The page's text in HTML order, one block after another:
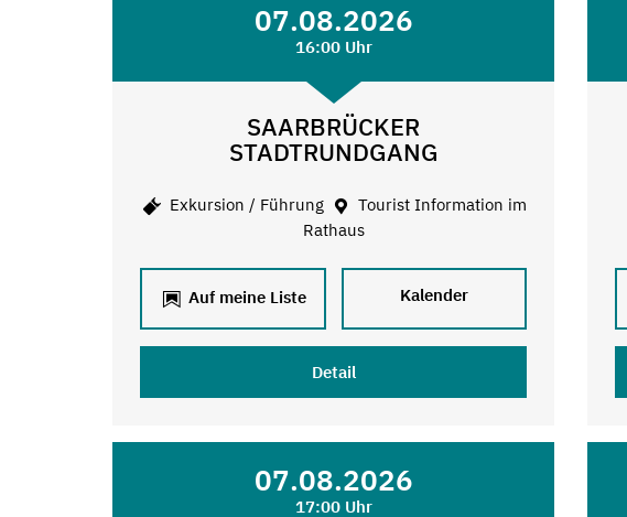
07.08.2026
16:00 Uhr
SAARBRÜCKER
STADTRUNDGANG
Exkursion / Führung
Tourist Information im
Rathaus
Auf meine Liste Kalender
Detail
07.08.2026
17:00 Uhr